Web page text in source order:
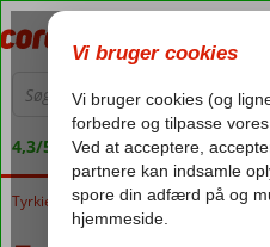
4,3/5 på Trustpilot
Forside
Tyrkiet Tyrkiets sydkyst Alanya En